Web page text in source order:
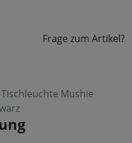
Frage zum Artikel?
Mushie